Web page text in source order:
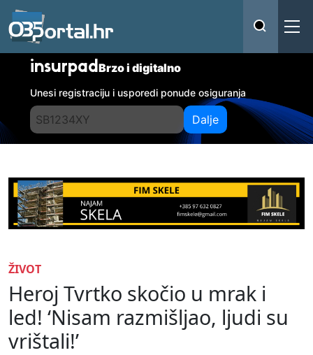
insurpadBrzo i digitalno
Unesi registraciju i usporedi ponude osiguranja
Dalje
ŽIVOT
Heroj Tvrtko skočio u mrak i
led! ‘Nisam razmišljao, ljudi su
vrištali!’